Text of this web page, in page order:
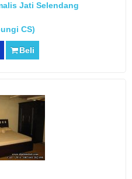
Jati Selendang
CS)
Beli